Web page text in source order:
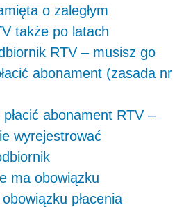
o zaległym
także po latach
RTV – musisz go
abonament (zasada nr
abonament RTV –
wyrejestrować
ma obowiązku
płacenia